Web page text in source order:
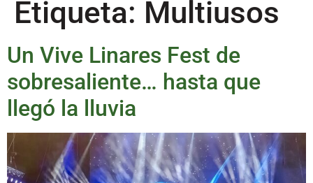
Etiqueta: Multiusos
Un Vive Linares Fest de
sobresaliente… hasta que
llegó la lluvia